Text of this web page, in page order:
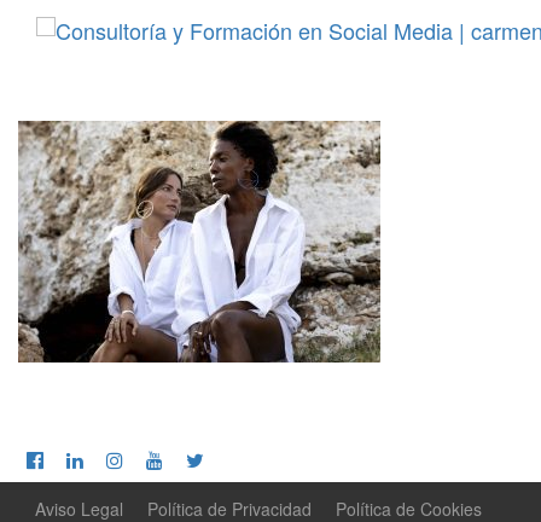
Aviso Legal Política de Privacidad Política de Cookies